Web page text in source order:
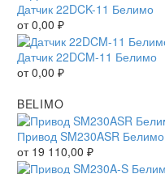
Датчик 22DCK-11 Белимо
от0,00 ₽
Датчик 22DCM-11 Белимо
от0,00 ₽
BELIMO
Привод SM230ASR Белимо
от 19 110,00 ₽